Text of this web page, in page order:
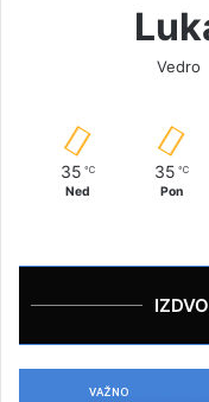
Vedro
35 ℃
Ned
35 ℃
Pon
VAŽNO